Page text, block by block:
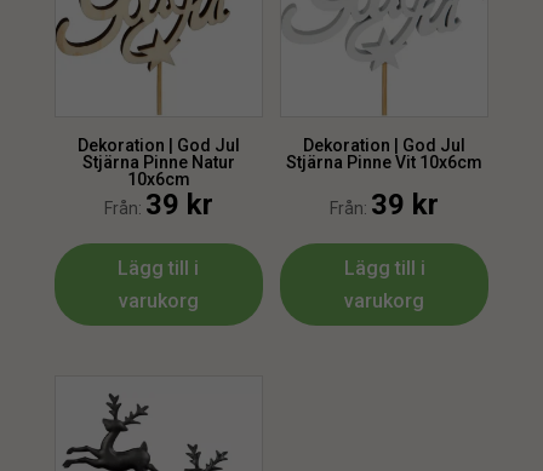
Dekoration | God Jul
Stjärna Pinne Natur
10x6cm
Från: 39 kr
Lägg till i
varukorg
Dekoration | God Jul
Stjärna Pinne Vit 10x6cm
Från: 39 kr
Lägg till i
varukorg